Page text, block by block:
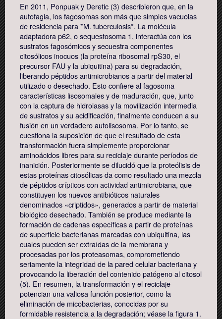
En 2011, Ponpuak y Deretic (3) describieron que, en la
autofagia, los fagosomas son más que simples vacuolas
de residencia para *M. tuberculosis*. La molécula
adaptadora p62, o sequestosoma 1, interactúa con los
sustratos fagosómicos y secuestra componentes
citosólicos inocuos (la proteína ribosomal rpS30, el
precursor FAU y la ubiquitina) para su degradación,
liberando péptidos antimicrobianos a partir del material
utilizado o desechado. Esto confiere al fagosoma
características lisosomales y de maduración, que, junto
con la captura de hidrolasas y la movilización intermedia
de sustratos y su acidificación, finalmente conducen a su
fusión en un verdadero autolisosoma. Por lo tanto, se
cuestiona la suposición de que el resultado de esta
transformación fuera simplemente proporcionar
aminoácidos libres para su reciclaje durante períodos de
inanición. Posteriormente se dilucidó que la proteólisis de
estas proteínas citosólicas da como resultado una mezcla
de péptidos crípticos con actividad antimicrobiana, que
constituyen los nuevos antibióticos naturales
denominados «criptidos», generados a partir de material
biológico desechado. También se produce mediante la
formación de cadenas específicas a partir de proteínas
de superficie bacterianas marcadas con ubiquitina, las
cuales pueden ser extraídas de la membrana y
procesadas por los proteasomas, comprometiendo
seriamente la integridad de la pared celular bacteriana y
provocando la liberación del contenido patógeno al citosol
(5). En resumen, la transformación y el reciclaje
potencian una valiosa función posterior, como la
eliminación de micobacterias, conocidas por su
formidable resistencia a la degradación; véase la figura 1.